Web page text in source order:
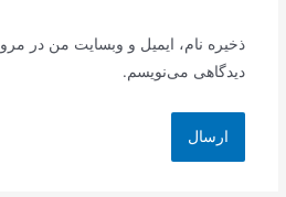
ذخیره نام، ایمیل و وبسایت من در
دیدگاهی می‌نویسم.